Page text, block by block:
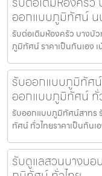
ออกแบบภูมิทัศน์
รับต่อเติมห้องครัว บางบั
ภูมิทัศน์ ราคาเป็นกันเอง
รับออกแบบภูมิทัศ
ออกแบบภูมิทัศน์ ทั่
รับออกแบบภูมิทัศน์สาทร
ทัศน์ ทั่วไทยราคาเป็นกัน
รับดูแลสวนบางบ